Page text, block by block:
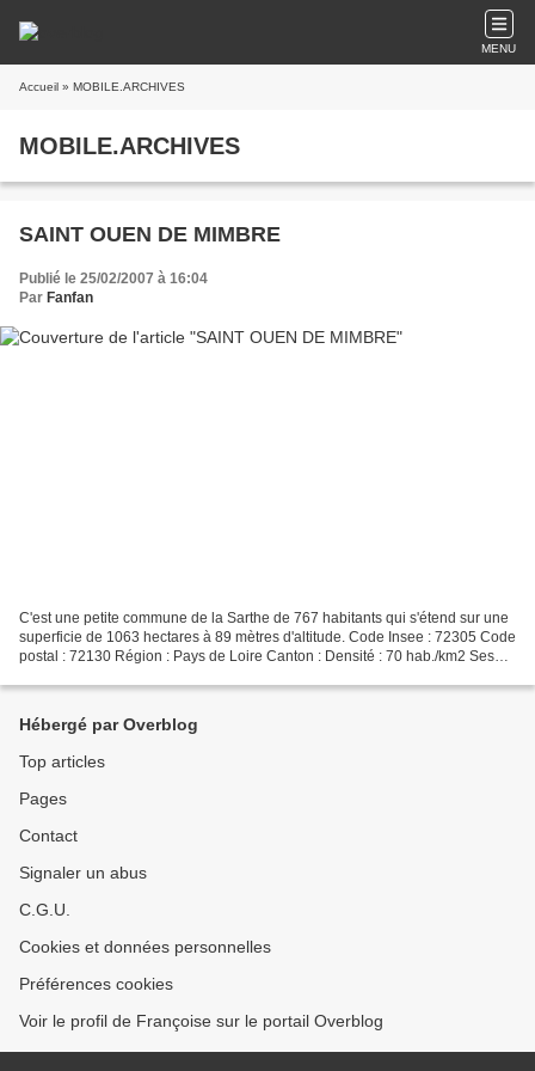
MENU
Accueil » MOBILE.ARCHIVES
MOBILE.ARCHIVES
SAINT OUEN DE MIMBRE
Publié le 25/02/2007 à 16:04
Par Fanfan
C'est une petite commune de la Sarthe de 767 habitants qui s'étend sur une
superficie de 1063 hectares à 89 mètres d'altitude. Code Insee : 72305 Code
postal : 72130 Région : Pays de Loire Canton : Densité : 70 hab./km2 Ses
Hébergé par Overblog
Top articles
Pages
Contact
Signaler un abus
C.G.U.
Cookies et données personnelles
Préférences cookies
Voir le profil de Françoise sur le portail Overblog